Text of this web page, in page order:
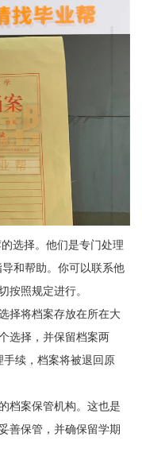
选择。他们是专门处理
导和帮助。你可以联系他
按照规定进行。
择将档案存放在所在大
选择，并保留档案两
手续，档案将被退回原
档案保管机构。这也是
善保管，并确保留学期